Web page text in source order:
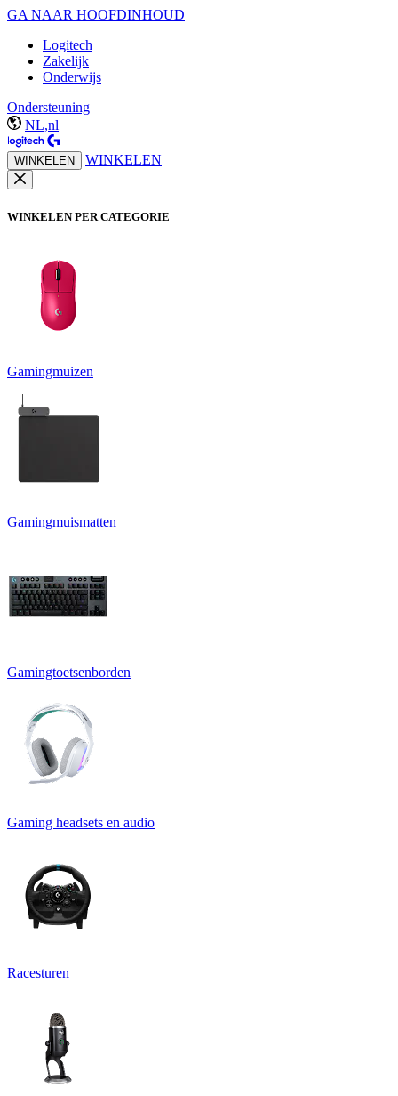
GA NAAR HOOFDINHOUD
Logitech
Zakelijk
Onderwijs
Ondersteuning
NL,nl
WINKELEN WINKELEN
WINKELEN PER CATEGORIE
Gamingmuizen
Gamingmuismatten
Gamingtoetsenborden
Gaming headsets en audio
Racesturen